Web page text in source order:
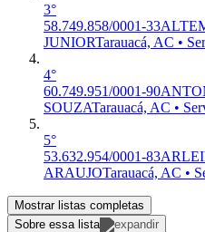
3°
58.749.858/0001-33
JUNIORTarauacá, AC •
4°
60.749.951/0001-90
SOUZATarauacá, AC •
5°
53.632.954/0001-83
ARAUJOTarauacá, AC •
Mostrar listas completas
Sobre essa lista